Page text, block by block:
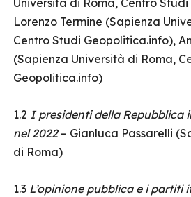
Università di Roma, Centro
Lorenzo Termine (Sapienza
Centro Studi Geopolitica.info),
(Sapienza Università di Roma,
Geopolitica.info)
1.2 I presidenti della Repubblica
nel 2022 – Gianluca Passarelli
di Roma)
1.3 L’opinione pubblica e i partiti